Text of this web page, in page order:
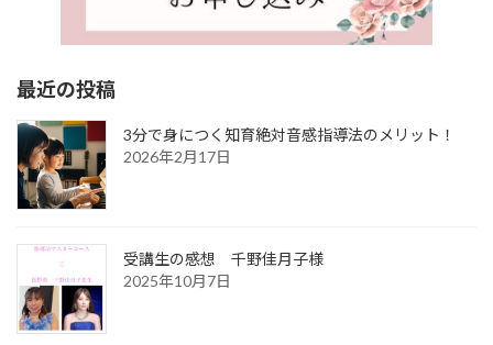
最近の投稿
3分で身につく知育絶対音感指導法のメリット！
2026年2月17日
受講生の感想 千野佳月子様
2025年10月7日